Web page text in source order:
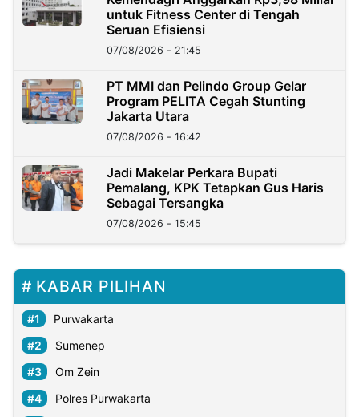
untuk Fitness Center di Tengah
Seruan Efisiensi
07/08/2026 - 21:45
PT MMI dan Pelindo Group Gelar
Program PELITA Cegah Stunting
Jakarta Utara
07/08/2026 - 16:42
Jadi Makelar Perkara Bupati
Pemalang, KPK Tetapkan Gus Haris
Sebagai Tersangka
07/08/2026 - 15:45
KABAR PILIHAN
Purwakarta
Sumenep
Om Zein
Polres Purwakarta